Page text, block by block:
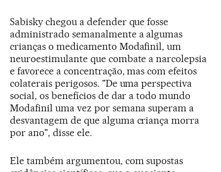
Sabisky chegou a defender que fosse
administrado semanalmente a algumas
crianças o medicamento Modafinil, um
neuroestimulante que combate a narcolepsia
e favorece a concentração, mas com efeitos
colaterais perigosos. "De uma perspectiva
social, os benefícios de dar a todo mundo
Modafinil uma vez por semana superam a
desvantagem de que alguma criança morra
por ano", disse ele.
Ele também argumentou, com supostas